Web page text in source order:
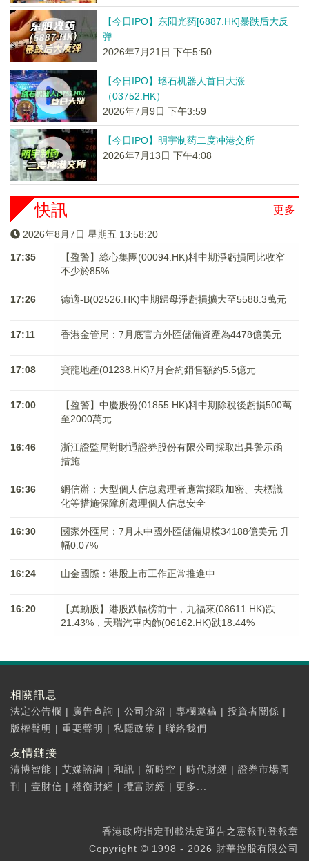
【今日IPO】东阳光药[6887.HK]暴跌后大反
弹
2026年7月21日 下午5:50
【今日IPO】珞石机器人首日大涨
（03752.HK）
2026年7月9日 下午3:59
【今日IPO】明宇制药二度冲港交所
2026年7月13日 下午4:08
更多
快訊
2026年8月7日 星期五 13:58:20
17:35
【盈警】綠心集團(00094.HK)料中期淨虧損同比收窄
不少於85%
17:26 德適-B(02526.HK)中期歸母淨虧損擴大至5588.3萬元
17:11 香港金管局：7月底官方外匯儲備資產為4478億美元
17:08 寶龍地產(01238.HK)7月合約銷售額約5.5億元
17:00
【盈警】中慶股份(01855.HK)料中期除稅後虧損500萬
至2000萬元
16:46
浙江證監局對財通證券股份有限公司採取出具警示函
措施
16:36
網信辦：大型個人信息處理者應當採取加密、去標識
化等措施保障所處理個人信息安全
16:30
國家外匯局：7月末中國外匯儲備規模34188億美元 升
幅0.07%
16:24 山金國際：港股上市工作正常推進中
16:20
【異動股】港股跌幅榜前十，九福來(08611.HK)跌
21.43%，天瑞汽車内飾(06162.HK)跌18.44%
相關訊息
法定公告欄 | 廣告查詢 | 公司介紹 | 專欄邀稿 | 投資者關係 |
版權聲明 | 重要聲明 | 私隱政策 | 聯絡我們
友情鏈接
清博智能 | 艾媒諮詢 | 和訊 | 新時空 | 時代財經 | 證券市場周
刊
| 壹財信 | 權衡財經 | 攬富財經 | 更多...
香港政府指定刊載法定通告之憲報刊登報章
Copyright © 1998 - 2026 財華控股有限公司